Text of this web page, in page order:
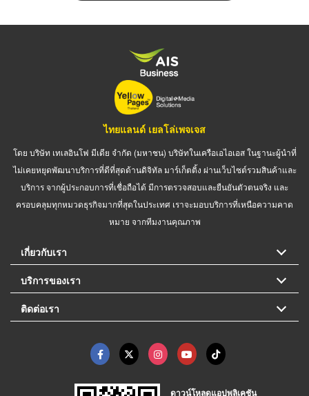
ไทยแลนด์ เยลโล่เพจเจส
โดย บริษัท เทเลอินโฟ มีเดีย จำกัด (มหาชน) บริษัทในเครือเอไอเอส ในฐานะผู้นำที่
ไม่เคยหยุดพัฒนาบริการที่ดีที่สุดด้านดิจิทัล มาร์เก็ตติ้ง ผ่านเว็บไซต์รวมสินค้าและ
บริการ จากผู้ประกอบการที่เชื่อถือได้ มีการตรวจสอบและยืนยันตัวตนจริง และ
ครอบคลุมทุกหมวดธุรกิจมากที่สุดในประเทศ เราจะมอบบริการที่เหนือความคาด
หมาย จากทีมงานคุณภาพ
เกี่ยวกับเรา
บริการของเรา
ติดต่อเรา
ดาวน์โหลดแอปพลิเคชัน